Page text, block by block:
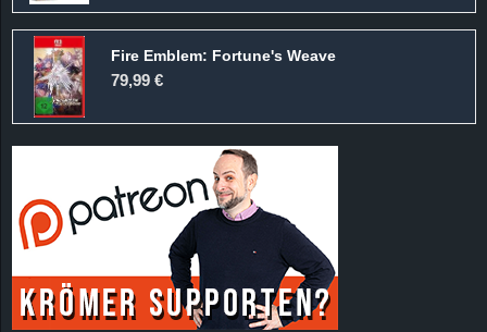
Fire Emblem: Fortune's Weave
79,99 €